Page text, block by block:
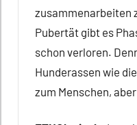
zusammenarbeiten
Pubertät gibt es
schon verloren.
Hunderassen wie
zum Menschen,